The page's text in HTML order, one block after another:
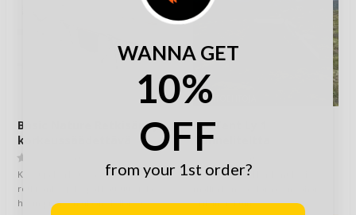
Basic Nature Retkisänky,
korkeussäädettävä
Kevyt ja korkeussäädettävä
retkisänky, joka pakkautuu vielä
hyvin pieneen tilaan. Tälläiset
VAIHTOEHTOJA
NorTent Ly 1
Tunneliteltta
Nyt mennään NorTent Ly 1 -
erilainen kuin …
WANNA GET
10%
OFF
from your 1st order?